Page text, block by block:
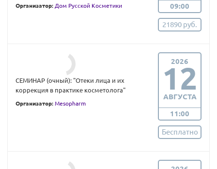
Организатор: Дом Русской Косметики 09:00
21890 руб.
СЕМИНАР (очный): "Отеки лица и их
коррекция в практике косметолога"
Организатор: Mesopharm
2026
12
АВГУСТА
11:00
Бесплатно